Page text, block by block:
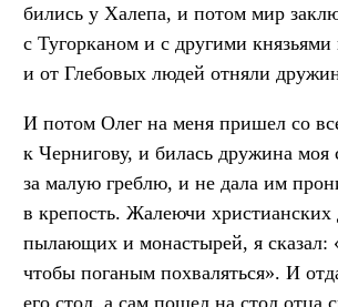
бились у Халепа, и потом мир
с Тугорканом и с другими
и от Глебовых людей отняли
И потом Олег на меня пришел со
к Чернигову, и билась дружина
за малую греблю, и не дала им
в крепость. Жалеючи
пылающих и монастырей, я сказал:
чтобы поганым похваляться». И
его стол, а сам пошел на стол отца